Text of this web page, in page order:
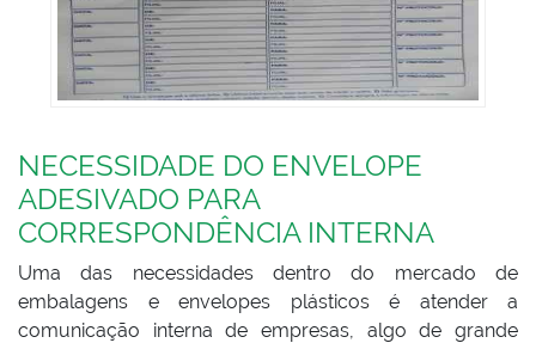
NECESSIDADE DO ENVELOPE
ADESIVADO PARA
CORRESPONDÊNCIA INTERNA
Uma das necessidades dentro do mercado de
embalagens e envelopes plásticos é atender a
comunicação interna de empresas, algo de grande